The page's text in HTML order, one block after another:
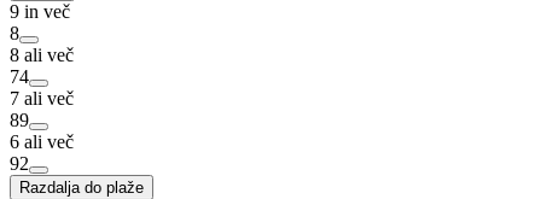
9 in več
8
8 ali več
74
7 ali več
89
6 ali več
92
Razdalja do plaže